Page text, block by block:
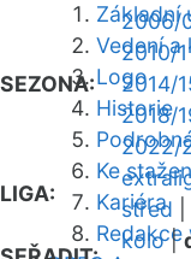
Základní
Vedení
Logo
Historie
Ke
Kariéra
Redakce
SEZONA:
2006/
2010/
2014/
2018/
2022/
LIGA:
střed
kolo|